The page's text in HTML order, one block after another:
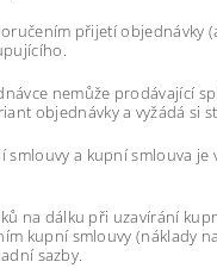
přijetí objednávky
nemůže prodávající
objednávky a vyžádá si
a kupní smlouva
na dálku při uzavírání
kupní smlouvy (náklady
sazby.